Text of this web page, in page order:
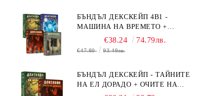
БЪНДЪЛ ДЕКСКЕЙП 4В1 -
МАШИНА НА ВРЕМЕТО +
БЯГСТВО ОТ АЛКАТРАЗ +
ТАЙНИТЕ НА ЕЛ ДОРАДО +
€38.24 74.79лв.
€47.80 93.49лв.
БЪНДЪЛ ДЕКСКЕЙП - ТАЙНИТЕ
НА ЕЛ ДОРАДО + ОЧИТЕ НА
ДРАКОНА